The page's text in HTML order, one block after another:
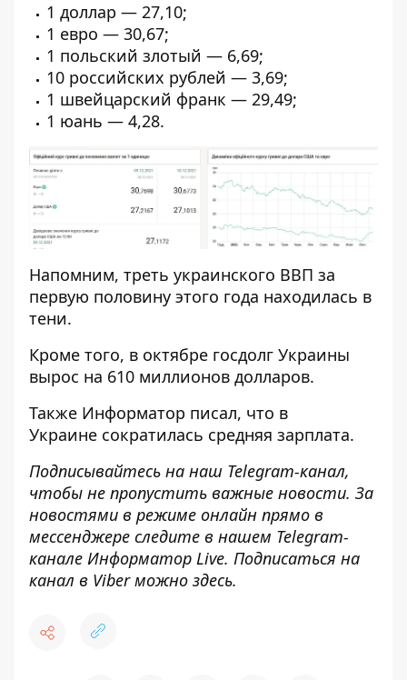
1 доллар — 27,10;
1 евро — 30,67;
1 польский злотый — 6,69;
10 российских рублей — 3,69;
1 швейцарский франк — 29,49;
1 юань — 4,28.
Напомним, треть украинского ВВП за
первую половину этого года находилась в
тени.
Кроме того, в октябре госдолг Украины
вырос на 610 миллионов долларов.
Также Информатор писал, что в
Украине сократилась средняя зарплата.
Подписывайтесь на наш Telegram-канал,
чтобы не пропустить важные новости. За
новостями в режиме онлайн прямо в
мессенджере следите в нашем Telegram-
канале Информатор Live. Подписаться на
канал в Viber можно здесь.